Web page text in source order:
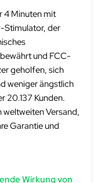
4 Minuten mit
Stimulator, der
und FCC-
geholfen, sich
weniger ängstlich
20.137 Kunden.
weltweiten Versand,
Garantie und
Wirkung von